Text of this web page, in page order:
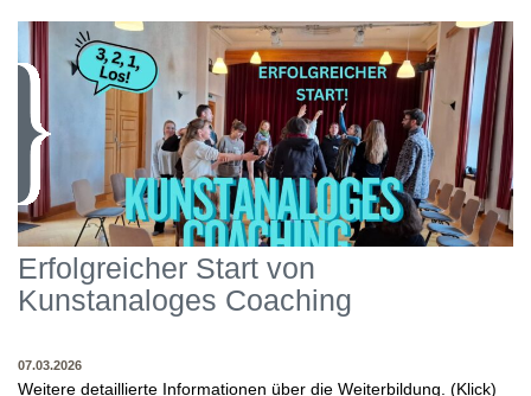
Auseinandersetzung mit den Inhalten und Themen dieser Stücke
statt, sowie eine enge Zusammenarbeit in den
Inszenierungsprozessen. Beide Inszenierungen wurden am Ende
auf unserer Bühne präsentiert! Wir danken allen Studierenden
und Dozenten für die gelungene Woche und für die tollen
Abschlusspräsentationen!
WO?
THEATERWERKSTATT HEIDELBERG: KLINGENTEICHSTR. 8, NÄHE
BUSHALTESTELLE PETERSKIRCHE (ALTSTADT)
WANN?
14.04.2026
Erfolgreicher Start von
Kunstanaloges Coaching
07.03.2026
Weitere detaillierte Informationen über die Weiterbildung. (Klick)